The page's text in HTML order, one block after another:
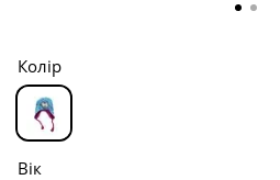
Колір
Вік